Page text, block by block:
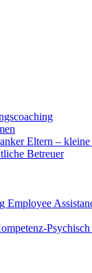
Eltern –
Betreuer
Employee